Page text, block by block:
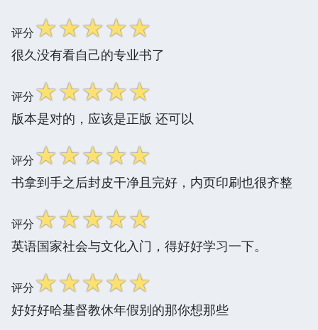
评分☆☆☆☆☆
很久没有看自己的专业书了
评分☆☆☆☆☆
版本是对的，应该是正版 还可以
评分☆☆☆☆☆
书拿到手之后封皮干净且完好，内页印刷也很齐整
评分☆☆☆☆☆
英语国家社会与文化入门，得好好学习一下。
评分☆☆☆☆☆
好好好哈基督教休年假别的那你想那些